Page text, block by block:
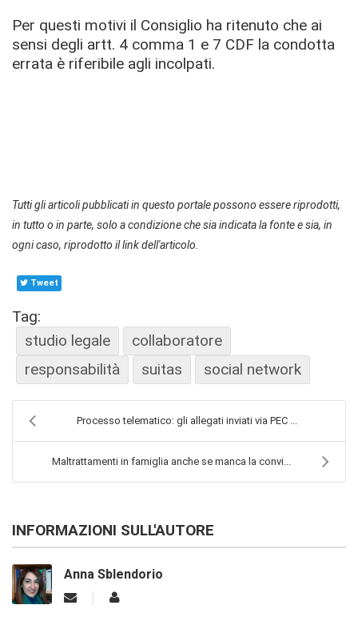
Per questi motivi il Consiglio ha ritenuto che ai
sensi degli artt. 4 comma 1 e 7 CDF la condotta
errata è riferibile agli incolpati.
Tutti gli articoli pubblicati in questo portale possono essere riprodotti,
in tutto o in parte, solo a condizione che sia indicata la fonte e sia, in
ogni caso, riprodotto il link dell'articolo.
Tweet
Tag:
studio legale
collaboratore
responsabilità
suitas social network
Processo telematico: gli allegati inviati via PEC ...
Maltrattamenti in famiglia anche se manca la convi...
INFORMAZIONI SULL'AUTORE
Anna Sblendorio